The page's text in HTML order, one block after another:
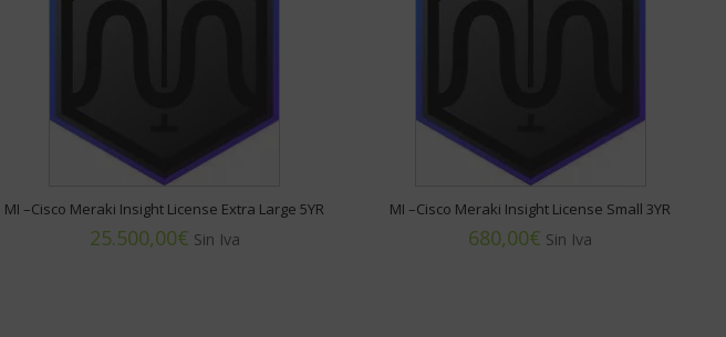
MI –Cisco Meraki Insight License Extra Large 5YR
€
MI –Cisco Meraki Insight License Small 3YR
€